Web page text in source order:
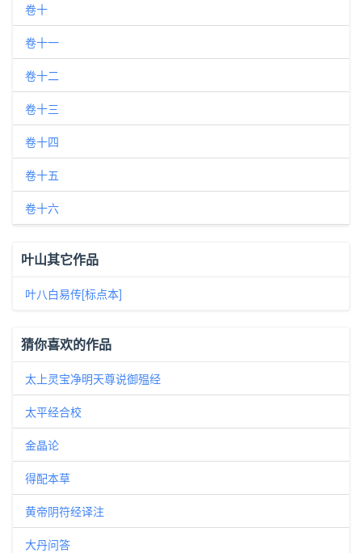
卷十
卷十一
卷十二
卷十三
卷十四
卷十五
卷十六
叶山其它作品
叶八白易传[标点本]
猜你喜欢的作品
太上灵宝净明天尊说御殟经
太平经合校
金晶论
得配本草
黄帝阴符经译注
大丹问答